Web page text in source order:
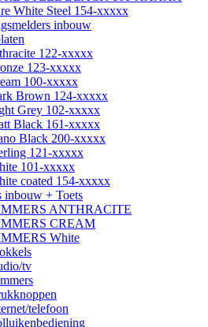
White Steel 154-xxxxx
inbouw
122-xxxxx
123-xxxxx
100-xxxxx
Brown 124-xxxxx
Grey 102-xxxxx
Black 161-xxxxx
Black 200-xxxxx
121-xxxxx
101-xxxxx
coated 154-xxxxx
inbouw + Toets
ANTHRACITE
CREAM
White
tv
telefoon